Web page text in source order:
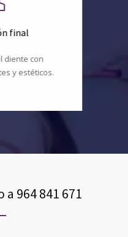
final
diente con
y estéticos.
964 841 671